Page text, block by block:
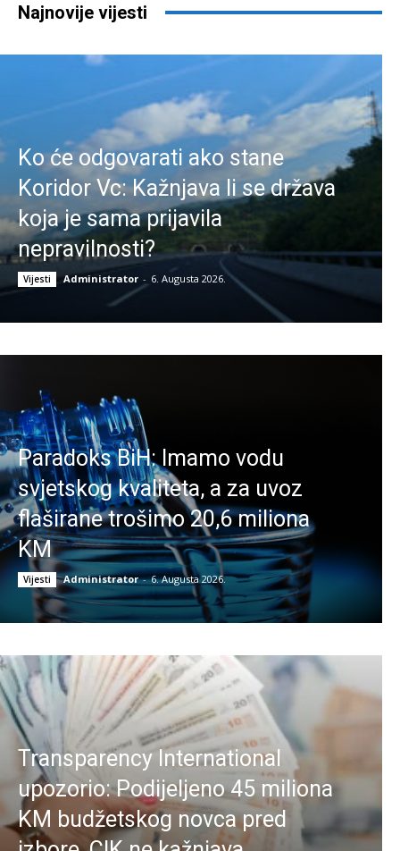
Najnovije vijesti
Ko će odgovarati ako stane
Koridor Vc: Kažnjava li se država
koja je sama prijavila
nepravilnosti?
Vijesti Administrator - 6. Augusta 2026.
Paradoks BiH: Imamo vodu
svjetskog kvaliteta, a za uvoz
flaširane trošimo 20,6 miliona
KM
Vijesti Administrator - 6. Augusta 2026.
Transparency International
upozorio: Podijeljeno 45 miliona
KM budžetskog novca pred